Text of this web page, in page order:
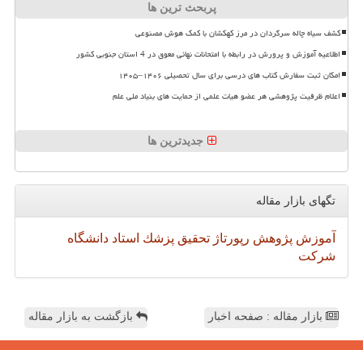
پربحث ترین ها
کشف سیاه چاله سرگردان در مرز کهکشان با کمک هوش مصنوعی
اطلاعیه آموزش و پرورش در رابطه با امتحانات نهائی معوق در 4 استان جنوبی کشور
امکان ثبت سفارش کتاب های درسی برای سال تحصیلی ۱۴۰۶–۱۴۰۵
اعلام ظرفیت پژوهشی هر عضو هیات علمی از حمایت های بنیاد ملی علم
جدیدترین ها
تگهای بازار مقاله
آموزش پژوهش رپورتاژ تحقیق پزشك استاد دانشگاه
شركت
بازار مقاله : صفحه اخبار بازگشت به بازار مقاله